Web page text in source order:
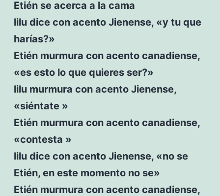
Etién se acerca a la cama
lilu dice con acento Jienense, «y tu que
harías?»
Etién murmura con acento canadiense,
«es esto lo que quieres ser?»
lilu murmura con acento Jienense,
«siéntate »
Etién murmura con acento canadiense,
«contesta »
lilu dice con acento Jienense, «no se
Etién, en este momento no se»
Etién murmura con acento canadiense,